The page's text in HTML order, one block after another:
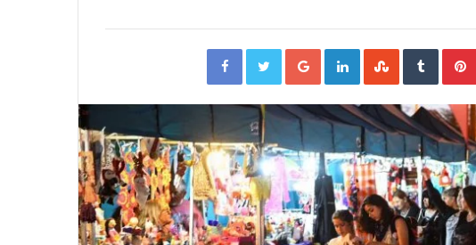
FacebookTwitterGoogle+LinkedInStumbleUpon
Tumblr